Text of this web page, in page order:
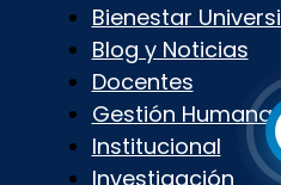
Bienestar
Blog y Noticias
Docentes
Gestión Humana
Institucional
Investigación